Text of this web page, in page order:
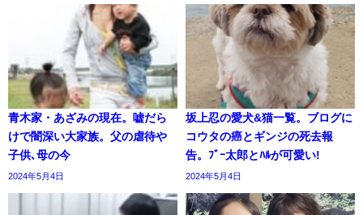
青木家・あざみの現在。嘘だら
けで闇深い大家族。父の虐待や
子供､母の今
2024年5月4日
坂上忍の愛犬&猫一覧。ブログに
コウタの癌とギンジの死去報
告。ﾌﾞｰ太郎とﾊﾙが可愛い!
2024年5月4日